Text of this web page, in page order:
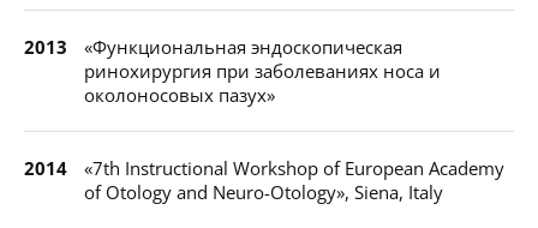
2013
«Функциональная эндоскопическая
ринохирургия при заболеваниях носа и
околоносовых пазух»
2014
«7th Instructional Workshop of European Academy
of Otology and Neuro-Otology», Siena, Italy